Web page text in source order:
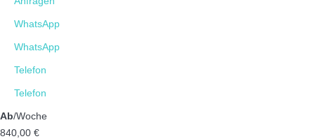
WhatsApp
WhatsApp
Telefon
Telefon
Ab/Woche
840, 00 €